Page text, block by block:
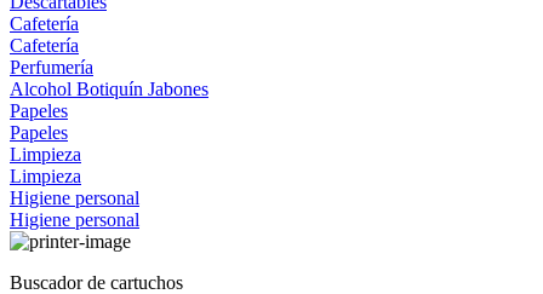
Cafetería
Cafetería
Perfumería
Alcohol Botiquín Jabones
Papeles
Papeles
Limpieza
Limpieza
Higiene personal
Higiene personal
Buscador de cartuchos